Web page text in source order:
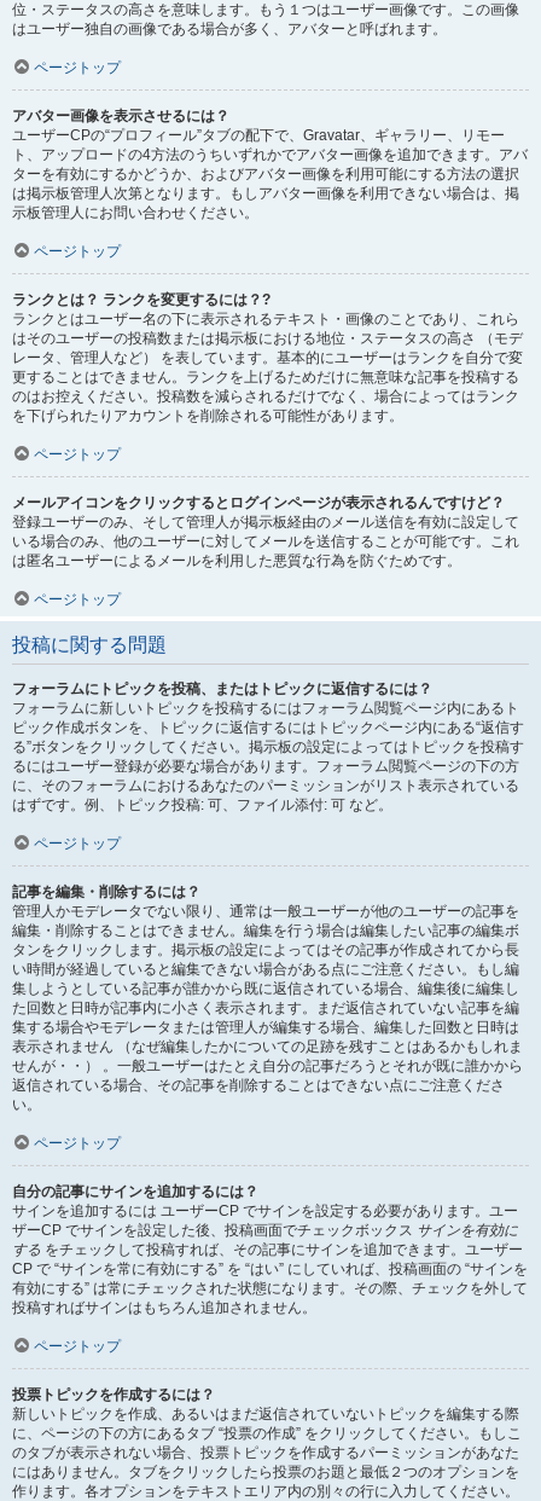
位・ステータスの高さを意味します。もう１つはユーザー画像です。この画像
はユーザー独自の画像である場合が多く、アバターと呼ばれます。
ページトップ
アバター画像を表示させるには？
ユーザーCPの“プロフィール”タブの配下で、Gravatar、ギャラリー、リモー
ト、アップロードの4方法のうちいずれかでアバター画像を追加できます。アバ
ターを有効にするかどうか、およびアバター画像を利用可能にする方法の選択
は掲示板管理人次第となります。もしアバター画像を利用できない場合は、掲
示板管理人にお問い合わせください。
ページトップ
ランクとは？ ランクを変更するには？?
ランクとはユーザー名の下に表示されるテキスト・画像のことであり、これら
はそのユーザーの投稿数または掲示板における地位・ステータスの高さ （モデ
レータ、管理人など） を表しています。基本的にユーザーはランクを自分で変
更することはできません。ランクを上げるためだけに無意味な記事を投稿する
のはお控えください。投稿数を減らされるだけでなく、場合によってはランク
を下げられたりアカウントを削除される可能性があります。
ページトップ
メールアイコンをクリックするとログインページが表示されるんですけど？
登録ユーザーのみ、そして管理人が掲示板経由のメール送信を有効に設定して
いる場合のみ、他のユーザーに対してメールを送信することが可能です。これ
は匿名ユーザーによるメールを利用した悪質な行為を防ぐためです。
ページトップ
投稿に関する問題
フォーラムにトピックを投稿、またはトピックに返信するには？
フォーラムに新しいトピックを投稿するにはフォーラム閲覧ページ内にあるト
ピック作成ボタンを、トピックに返信するにはトピックページ内にある“返信す
る”ボタンをクリックしてください。掲示板の設定によってはトピックを投稿す
るにはユーザー登録が必要な場合があります。フォーラム閲覧ページの下の方
に、そのフォーラムにおけるあなたのパーミッションがリスト表示されている
はずです。例、トピック投稿: 可、ファイル添付: 可 など。
ページトップ
記事を編集・削除するには？
管理人かモデレータでない限り、通常は一般ユーザーが他のユーザーの記事を
編集・削除することはできません。編集を行う場合は編集したい記事の編集ボ
タンをクリックします。掲示板の設定によってはその記事が作成されてから長
い時間が経過していると編集できない場合がある点にご注意ください。もし編
集しようとしている記事が誰かから既に返信されている場合、編集後に編集し
た回数と日時が記事内に小さく表示されます。まだ返信されていない記事を編
集する場合やモデレータまたは管理人が編集する場合、編集した回数と日時は
表示されません （なぜ編集したかについての足跡を残すことはあるかもしれま
せんが・・） 。一般ユーザーはたとえ自分の記事だろうとそれが既に誰かから
返信されている場合、その記事を削除することはできない点にご注意くださ
い。
ページトップ
自分の記事にサインを追加するには？
サインを追加するには ユーザーCP でサインを設定する必要があります。ユー
ザーCP でサインを設定した後、投稿画面でチェックボックス サインを有効に
する をチェックして投稿すれば、その記事にサインを追加できます。ユーザー
CP で “サインを常に有効にする” を “はい” にしていれば、投稿画面の “サインを
有効にする” は常にチェックされた状態になります。その際、チェックを外して
投稿すればサインはもちろん追加されません。
ページトップ
投票トピックを作成するには？
新しいトピックを作成、あるいはまだ返信されていないトピックを編集する際
に、ページの下の方にあるタブ “投票の作成” をクリックしてください。もしこ
のタブが表示されない場合、投票トピックを作成するパーミッションがあなた
にはありません。タブをクリックしたら投票のお題と最低２つのオプションを
作ります。各オプションをテキストエリア内の別々の行に入力してください。